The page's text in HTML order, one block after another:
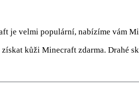
je velmi populární, nabízíme vám
kůži Minecraft zdarma. Drahé